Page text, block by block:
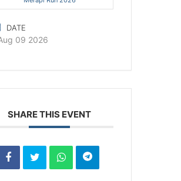
DATE
09 2026
SHARE THIS EVENT